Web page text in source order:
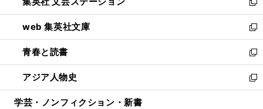
ィ
ン
ド
ウ
で
開
く
い
ウ
ィ
ン
ド
ウ
で
開
新
し
い
ウ
ィ
ン
ド
ウ
web 集英社文庫
新
し
い
ウ
ィ
ン
青春と読書
新
し
い
ウ
アジア人物史
新
し
学芸・ノンフィクション・新書